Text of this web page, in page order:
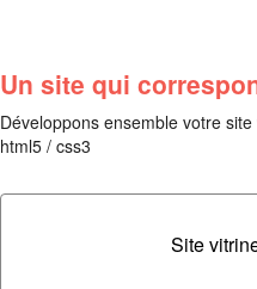
Un site qui
Développons ensemble votre
html5 / css3
Site